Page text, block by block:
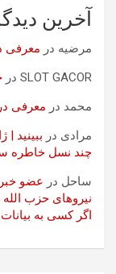
آخرین
مرضیه در معرفی
SLOT GACOR در
محمد در معرفی
مرادی در ببینید
چند نسل خاطره
ساحل در عضو
نیروهای حزب
اگر کسی به